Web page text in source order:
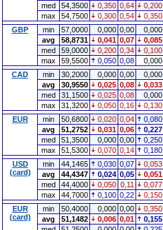
med
54,3500 0,350 0,64 0,200
max
54,7500 0,300 0,54 0,350
GBP
min 57,0000 0,000 0,00 0,000
avg
58,8731 0,041 0,07 0,085
med
59,0000 0,200 0,34 0,100
max
59,5500 0,050 0,08 0,000
CAD
min 30,2000 0,000 0,00 0,000
avg
30,9550 0,025 0,08 0,033
med
31,1500 0,025 0,08 0,000
max
31,3200 0,050 0,16 0,130
EUR
min 50,6800 0,020 0,04 0,080
avg
51,2752 0,031 0,06 0,227
med
51,3500 0,000 0,00 0,250
max
51,5300 0,070 0,14 0,180
USD
(card)
min 44,1465 0,030 0,07 0,053
avg
44,4347 0,024 0,05 0,051
med
44,4000 0,050 0,11 0,077
max
44,7000 0,100 0,22 0,150
EUR
(card)
min 50,4000 0,000 0,00 0,350
avg
51,1482 0,006 0,01 0,155